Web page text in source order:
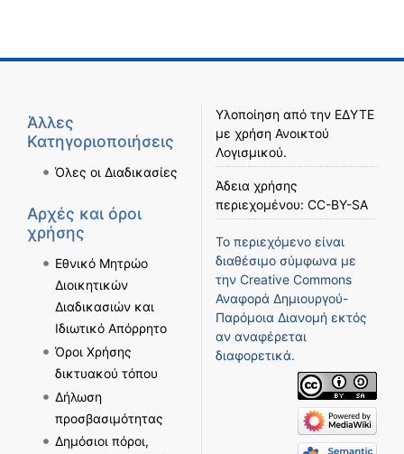
Άλλες
Κατηγοριοποιήσεις
Όλες οι Διαδικασίες
Αρχές και όροι
χρήσης
Εθνικό Μητρώο
Διοικητικών
Διαδικασιών και
Ιδιωτικό Απόρρητο
Όροι Χρήσης
δικτυακού τόπου
Δήλωση
προσβασιμότητας
Δημόσιοι πόροι,
Υλοποίηση από την ΕΔΥΤΕ
με χρήση Ανοικτού
Λογισμικού.
Άδεια χρήσης
περιεχομένου: CC-BY-SA
Το περιεχόμενο είναι
διαθέσιμο σύμφωνα με
την Creative Commons
Αναφορά Δημιουργού-
Παρόμοια Διανομή εκτός
αν αναφέρεται
διαφορετικά.